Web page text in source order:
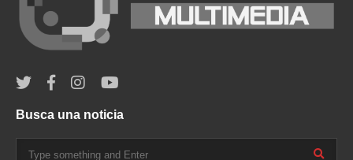
Busca una noticia